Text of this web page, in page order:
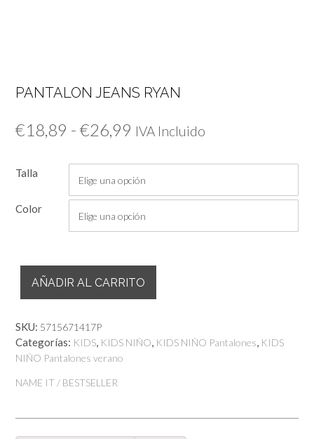
PANTALON JEANS RYAN
€18,89 - €26,99 Rango
precios:
desde
€18,89
€26,99
IVA Incluido
Talla
Color
Jeans
Ryan
AÑADIR AL CARRITO
SKU: 5715671417P
Categorías: KIDS, KIDS NIÑO, KIDS NIÑO Pantalones, KIDS
NIÑO Pantalones verano
NAME IT / BESTSELLER